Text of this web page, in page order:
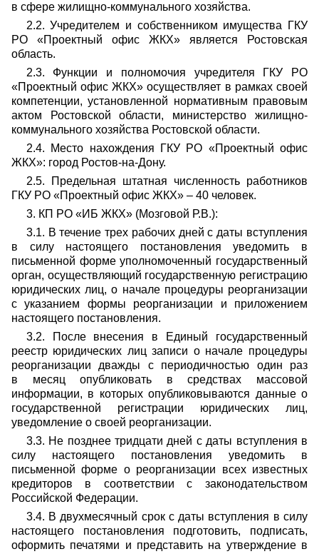
в сфере жилищно-коммунального хозяйства.
2.2. Учредителем и собственником имущества ГКУ
РО «Проектный офис ЖКХ» является Ростовская
область.
2.3. Функции и полномочия учредителя ГКУ РО
«Проектный офис ЖКХ» осуществляет в рамках своей
компетенции, установленной нормативным правовым
актом Ростовской области, министерство жилищно-
коммунального хозяйства Ростовской области.
2.4. Место нахождения ГКУ РО «Проектный офис
ЖКХ»: город Ростов-на-Дону.
2.5. Предельная штатная численность работников
ГКУ РО «Проектный офис ЖКХ» – 40 человек.
3. КП РО «ИБ ЖКХ» (Мозговой Р.В.):
3.1. В течение трех рабочих дней с даты вступления
в силу настоящего постановления уведомить в
письменной форме уполномоченный государственный
орган, осуществляющий государственную регистрацию
юридических лиц, о начале процедуры реорганизации
с указанием формы реорганизации и приложением
настоящего постановления.
3.2. После внесения в Единый государственный
реестр юридических лиц записи о начале процедуры
реорганизации дважды с периодичностью один раз
в месяц опубликовать в средствах массовой
информации, в которых опубликовываются данные о
государственной регистрации юридических лиц,
уведомление о своей реорганизации.
3.3. Не позднее тридцати дней с даты вступления в
силу настоящего постановления уведомить в
письменной форме о реорганизации всех известных
кредиторов в соответствии с законодательством
Российской Федерации.
3.4. В двухмесячный срок с даты вступления в силу
настоящего постановления подготовить, подписать,
оформить печатями и представить на утверждение в